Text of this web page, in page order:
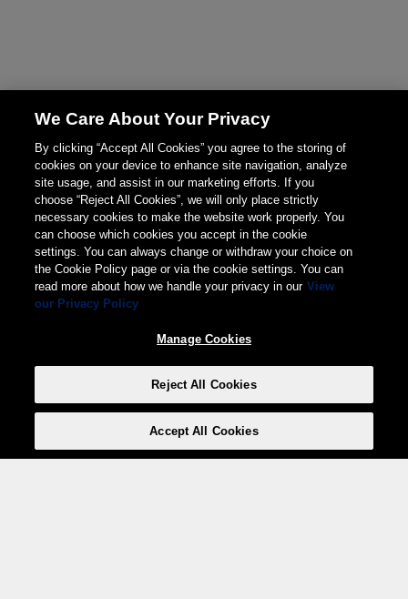
We Care About Your Privacy
By clicking “Accept All Cookies” you agree to the storing of
cookies on your device to enhance site navigation, analyze
site usage, and assist in our marketing efforts. If you
choose “Reject All Cookies”, we will only place strictly
necessary cookies to make the website work properly. You
can choose which cookies you accept in the cookie
settings. You can always change or withdraw your choice on
the Cookie Policy page or via the cookie settings. You can
read more about how we handle your privacy in our View
our Privacy Policy
Manage Cookies
Reject All Cookies
Accept All Cookies